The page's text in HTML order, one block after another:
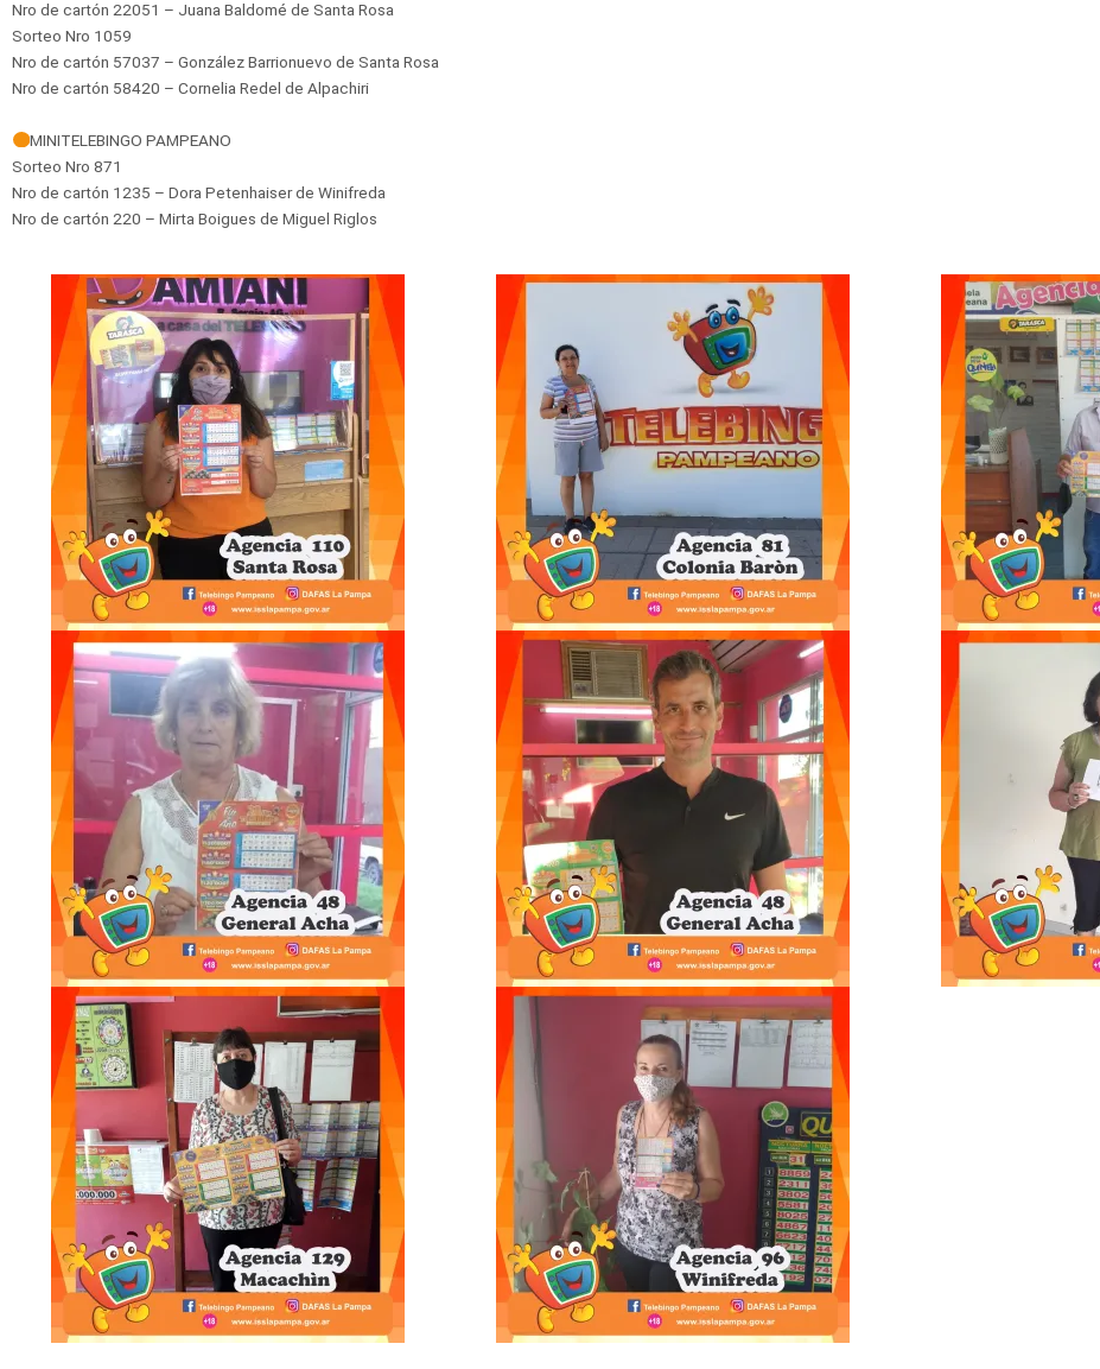
Nro de cartón 22051 – Juana Baldomé de Santa Rosa
Sorteo Nro 1059
Nro de cartón 57037 – González Barrionuevo de Santa Rosa
Nro de cartón 58420 – Cornelia Redel de Alpachiri
MINITELEBINGO PAMPEANO
Sorteo Nro 871
Nro de cartón 1235 – Dora Petenhaiser de Winifreda
Nro de cartón 220 – Mirta Boigues de Miguel Riglos